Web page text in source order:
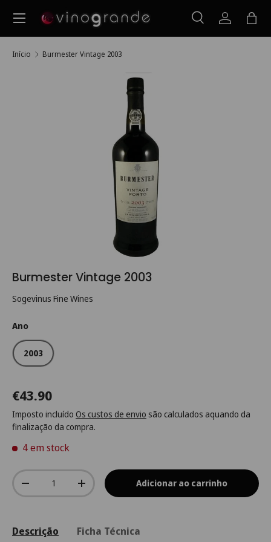
Ir para o conteúdo
Pesquisar
PesquisarIniciarSaco
Menu
Início Burmester Vintage 2003
Burmester Vintage 2003
Sogevinus Fine Wines
Ano
2003
€43.90
Imposto incluído Os custos de envio são calculados aquando da
finalização da compra.
4 em stock
Qtd.
-
+ Adicionar ao carrinho
Descrição Ficha Técnica